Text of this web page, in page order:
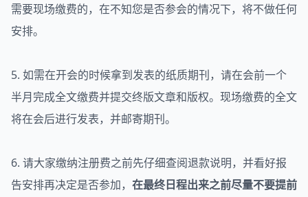
需要现场缴费的，在不知您是否参会的情况下，将不做任何
安排。
5. 如需在开会的时候拿到发表的纸质期刊，请在会前一个
半月完成全文缴费并提交终版文章和版权。现场缴费的全文
将在会后进行发表，并邮寄期刊。
6. 请大家缴纳注册费之前先仔细查阅退款说明，并看好报
告安排再决定是否参加， 在最终日程出来之前尽量不要提前